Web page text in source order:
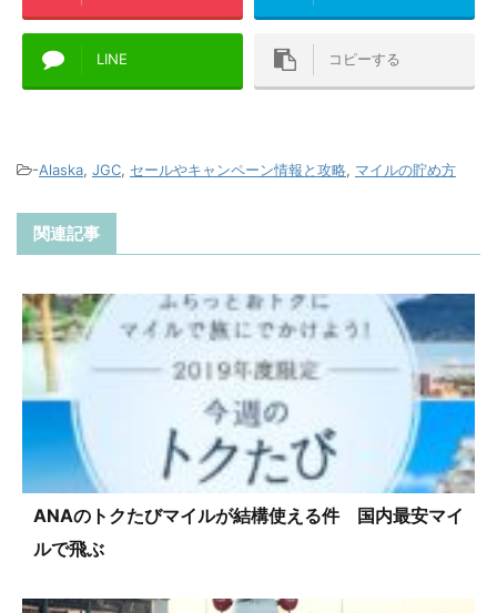
LINE コピーする
-Alaska, JGC, セールやキャンペーン情報と攻略, マイルの貯め方
関連記事
ANAのトクたびマイルが結構使える件 国内最安マイ
ルで飛ぶ